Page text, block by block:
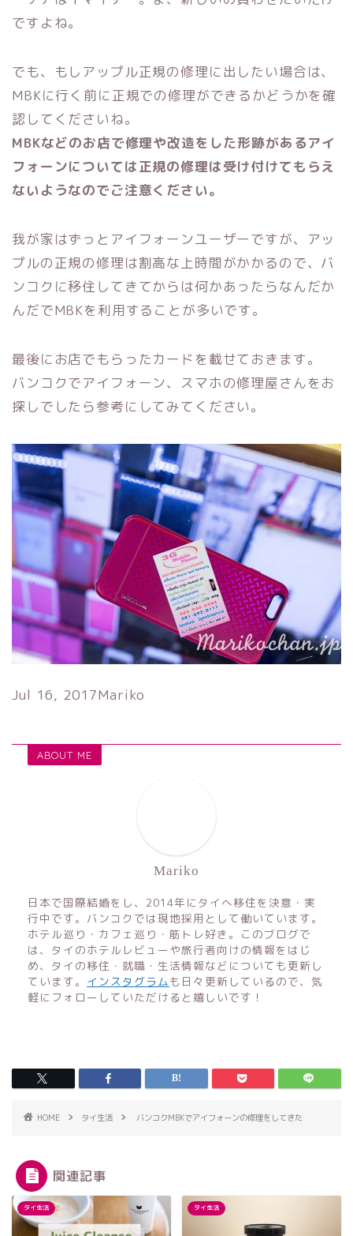
ですよね。
でも、もしアップル正規の修理に出したい場合は、
MBKに行く前に正規での修理ができるかどうかを確
認してくださいね。
MBKなどのお店で修理や改造をした形跡があるアイ
フォーンについては正規の修理は受け付けてもらえ
ないようなのでご注意ください。
我が家はずっとアイフォーンユーザーですが、アッ
プルの正規の修理は割高な上時間がかかるので、バ
ンコクに移住してきてからは何かあったらなんだか
んだでMBKを利用することが多いです。
最後にお店でもらったカードを載せておきます。
バンコクでアイフォーン、スマホの修理屋さんをお
探しでしたら参考にしてみてください。
Jul 16, 2017Mariko
ABOUT ME
Mariko
日本で国際結婚をし、2014年にタイへ移住を決意・実
行中です。バンコクでは現地採用として働いています。
ホテル巡り・カフェ巡り・筋トレ好き。このブログで
は、タイのホテルレビューや旅行者向けの情報をはじ
め、タイの移住・就職・生活情報などについても更新し
ています。 インスタグラムも日々更新しているので、気
軽にフォローしていただけると嬉しいです！
HOME タイ生活 バンコクMBKでアイフォーンの修理をしてきた
関連記事
タイ生活 タイ生活